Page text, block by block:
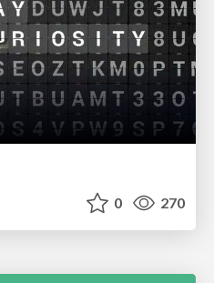
0 270